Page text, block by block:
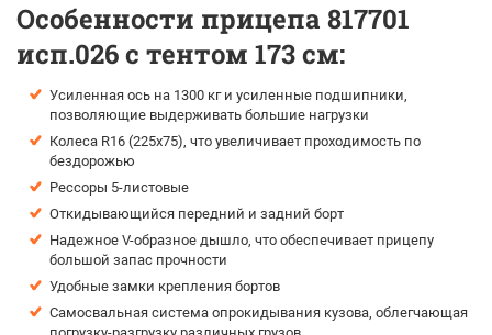
Особенности прицепа 817701
исп.026 с тентом 173 см:
Усиленная ось на 1300 кг и усиленные подшипники,
позволяющие выдерживать большие нагрузки
Колеса R16 (225х75), что увеличивает проходимость по
бездорожью
Рессоры 5-листовые
Откидывающийся передний и задний борт
Надежное V-образное дышло, что обеспечивает прицепу
большой запас прочности
Удобные замки крепления бортов
Самосвальная система опрокидывания кузова, облегчающая